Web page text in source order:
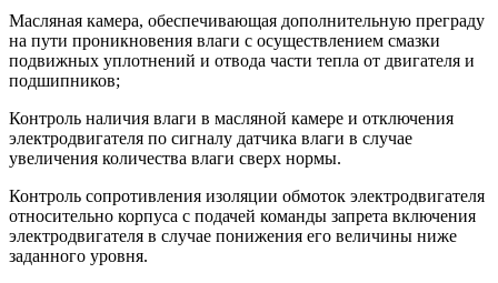
Масляная камера, обеспечивающая дополнительную преграду
на пути проникновения влаги с осуществлением смазки
подвижных уплотнений и отвода части тепла от двигателя и
подшипников;
Контроль наличия влаги в масляной камере и отключения
электродвигателя по сигналу датчика влаги в случае
увеличения количества влаги сверх нормы.
Контроль сопротивления изоляции обмоток электродвигателя
относительно корпуса с подачей команды запрета включения
электродвигателя в случае понижения его величины ниже
заданного уровня.